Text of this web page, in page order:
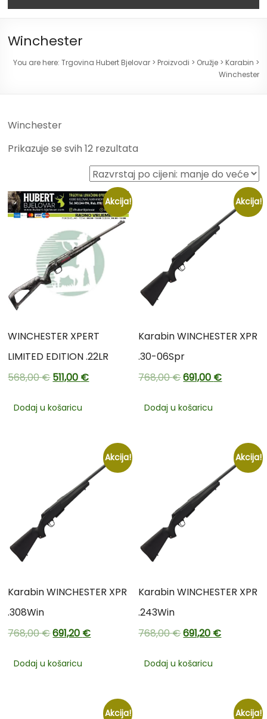
Winchester
You are here: Trgovina Hubert Bjelovar> Proizvodi > Oružje> Karabin >
Winchester
Winchester
Prikazuje se svih 12 rezultata
Akcija!
WINCHESTER XPERT
LIMITED EDITION .22LR
568,00€511,00 €
Dodaj u košaricu
Akcija!
Karabin WINCHESTER XPR
.30-06Spr
768,00€691,00 €
Dodaj u košaricu
Akcija!
Karabin WINCHESTER XPR
.308Win
768,00€691,20 €
Dodaj u košaricu
Akcija!
Karabin WINCHESTER XPR
.243Win
768,00€691,20 €
Dodaj u košaricu
Akcija! Akcija!